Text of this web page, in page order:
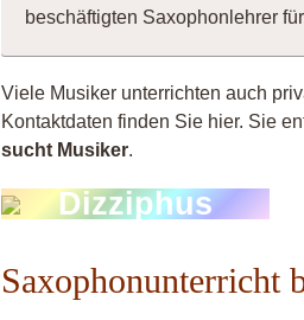
beschäftigten Saxophonlehrer
Viele Musiker unterrichten auch
Kontaktdaten finden Sie hier. Sie
sucht Musiker.
Dizziphus
Saxophonunterricht